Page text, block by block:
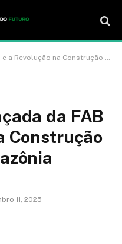
na Construção de Pistas na Amazônia
da FAB
Construção
11, 2025